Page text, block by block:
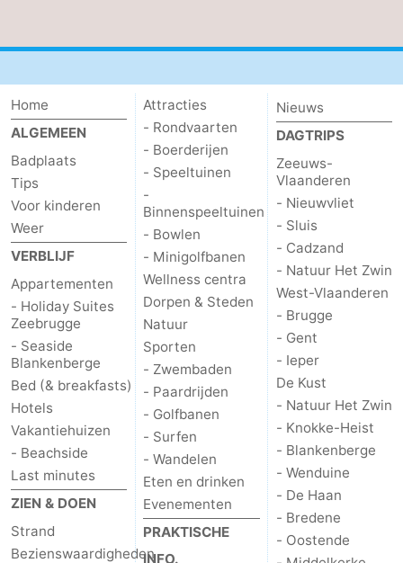
Home
ALGEMEEN
Badplaats
Tips
Voor kinderen
Weer
VERBLIJF
Appartementen
- Holiday Suites
Zeebrugge
- Seaside
Blankenberge
Bed (& breakfasts)
Hotels
Vakantiehuizen
- Beachside
Last minutes
ZIEN & DOEN
Strand
Bezienswaardigheden
Attracties
- Rondvaarten
- Boerderijen
- Speeltuinen
-
Binnenspeeltuinen
- Bowlen
- Minigolfbanen
Wellness centra
Dorpen & Steden
Natuur
Sporten
- Zwembaden
- Paardrijden
- Golfbanen
- Surfen
- Wandelen
Eten en drinken
Evenementen
PRAKTISCHE
INFO.
Nieuws
DAGTRIPS
Zeeuws-
Vlaanderen
- Nieuwvliet
- Sluis
- Cadzand
- Natuur Het Zwin
West-Vlaanderen
- Brugge
- Gent
- Ieper
De Kust
- Natuur Het Zwin
- Knokke-Heist
- Blankenberge
- Wenduine
- De Haan
- Bredene
- Oostende